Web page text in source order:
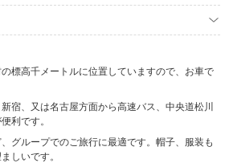
標高千メートルに位置していますので、お車で
宿、又は名古屋方面から高速バス、中央道松川
利です。
グループでのご旅行に最適です。帽子、服装も
しいです。